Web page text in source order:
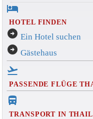
hotel
HOTEL FINDEN
arrow_circle_right Ein Hotel suchen
arrow_circle_right Gästehaus
flight_takeoff
PASSENDE FLÜGE
directions_bus_filled
TRANSPORT IN